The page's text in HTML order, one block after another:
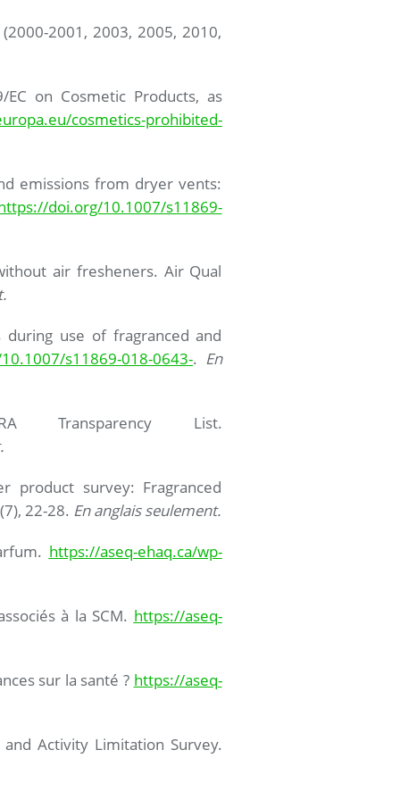
2001, 2003, 2005, 2010,
on Cosmetic Products, as
cosmetics-prohibited-
emissions from dryer vents:
doi.org/10.1007/s11869-
air fresheners. Air Qual
during use of fragranced and
s11869-018-0643-. En
Transparency List.
product survey: Fragranced
22-28. En anglais seulement.
https://aseq-ehaq.ca/wp-
à la SCM. https://aseq-
sur la santé ? https://aseq-
Activity Limitation Survey.